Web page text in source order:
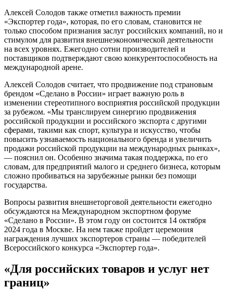
Алексей Солодов также отметил важность премии
«Экспортер года», которая, по его словам, становится не
только способом признания заслуг российских компаний, но и
стимулом для развития внешнеэкономической деятельности
на всех уровнях. Ежегодно сотни производителей и
поставщиков подтверждают свою конкурентоспособность на
международной арене.
Алексей Солодов считает, что продвижение под страновым
брендом «Сделано в России» играет важную роль в
изменении стереотипного восприятия российской продукции
за рубежом. «Мы транслируем синергию продвижения
российской продукции и российского экспорта с другими
сферами, такими как спорт, культура и искусство, чтобы
повысить узнаваемость национального бренда и увеличить
продажи российской продукции на международных рынках»,
— пояснил он. Особенно значима такая поддержка, по его
словам, для предприятий малого и среднего бизнеса, которым
сложно пробиваться на зарубежные рынки без помощи
государства.
Вопросы развития внешнеторговой деятельности ежегодно
обсуждаются на Международном экспортном форуме
«Сделано в России». В этом году он состоится 14 октября
2024 года в Москве. На нем также пройдет церемония
награждения лучших экспортеров страны — победителей
Всероссийского конкурса «Экспортер года».
«Для российских товаров и услуг нет
границ»